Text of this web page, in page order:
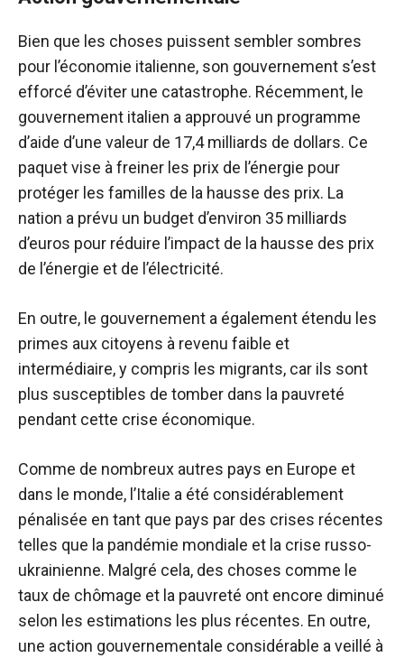
Bien que les choses puissent sembler sombres
pour l’économie italienne, son gouvernement s’est
efforcé d’éviter une catastrophe. Récemment, le
gouvernement italien a approuvé un programme
d’aide d’une valeur de 17,4 milliards de dollars. Ce
paquet vise à freiner les prix de l’énergie pour
protéger les familles de la hausse des prix. La
nation a prévu un budget d’environ 35 milliards
d’euros pour réduire l’impact de la hausse des prix
de l’énergie et de l’électricité.
En outre, le gouvernement a également étendu les
primes aux citoyens à revenu faible et
intermédiaire, y compris les migrants, car ils sont
plus susceptibles de tomber dans la pauvreté
pendant cette crise économique.
Comme de nombreux autres pays en Europe et
dans le monde, l’Italie a été considérablement
pénalisée en tant que pays par des crises récentes
telles que la pandémie mondiale et la crise russo-
ukrainienne. Malgré cela, des choses comme le
taux de chômage et la pauvreté ont encore diminué
selon les estimations les plus récentes. En outre,
une action gouvernementale considérable a veillé à